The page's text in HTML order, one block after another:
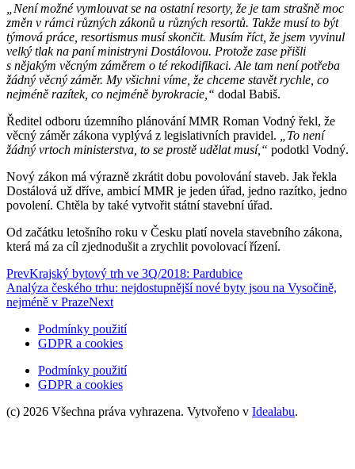
„Není možné vymlouvat se na ostatní resorty, že je tam strašně moc
změn v rámci různých zákonů u různých resortů. Takže musí to být
týmová práce, resortismus musí skončit. Musím říct, že jsem vyvinul
velký tlak na paní ministryni Dostálovou. Protože zase přišli
s nějakým věcným záměrem o té rekodifikaci. Ale tam není potřeba
žádný věcný záměr. My všichni víme, že chceme stavět rychle, co
nejméně razítek, co nejméně byrokracie,“ dodal Babiš.
Ředitel odboru územního plánování MMR Roman Vodný řekl, že
věcný záměr zákona vyplývá z legislativních pravidel.
„To není
žádný vrtoch ministerstva, to se prostě udělat musí,“ podotkl Vodný.
Nový zákon má výrazně zkrátit dobu povolování staveb. Jak řekla
Dostálová už dříve, ambicí MMR je jeden úřad, jedno razítko, jedno
povolení. Chtěla by také vytvořit státní stavební úřad.
Od začátku letošního roku v Česku platí novela stavebního zákona,
která má za cíl zjednodušit a zrychlit povolovací řízení.
PrevKrajský bytový trh ve 3Q/2018: Pardubice
Analýza českého trhu: nejdostupnější nové byty jsou na Vysočině,
nejméně v PrazeNext
Podmínky použití
GDPR a cookies
Podmínky použití
GDPR a cookies
(c) 2026 Všechna práva vyhrazena. Vytvořeno v Idealabu.